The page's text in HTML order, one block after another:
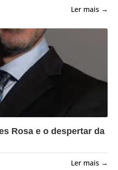
Ler mais →
Rosa e o despertar da
Ler mais →